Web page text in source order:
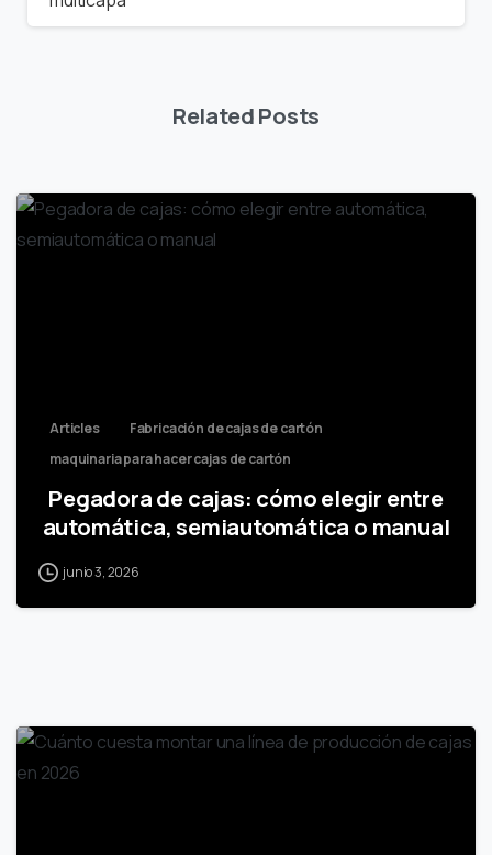
Related Posts
Articles
Fabricación de cajas de cartón
maquinaria para hacer cajas de cartón
Pegadora de cajas: cómo elegir entre
automática, semiautomática o manual
junio 3, 2026